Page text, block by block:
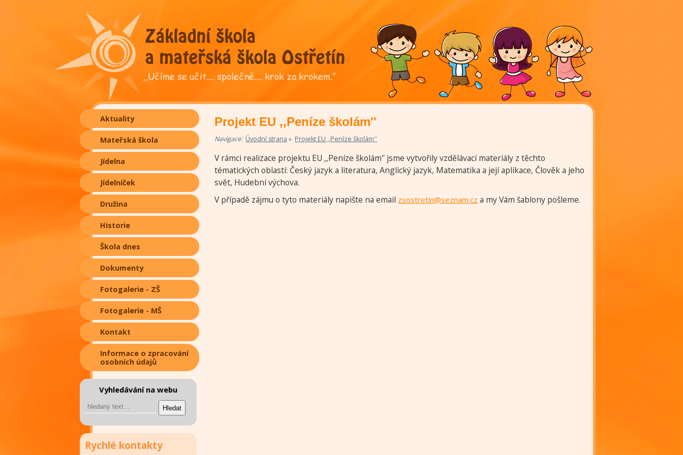
Aktuality
Mateřská škola
Jídelna
Jídelníček
Družina
Historie
Škola dnes
Dokumenty
Fotogalerie - ZŠ
Fotogalerie - MŠ
Kontakt
Informace o zpracování
osobních údajů
Vyhledávání na webu
Rychlé kontakty
Projekt EU ,,Peníze školám''
Navigace: Úvodní strana » Projekt EU ,,Peníze školám''
V rámci realizace projektu EU ,,Peníze školám'' jsme vytvořily vzdělávací materiály z těchto
tématických oblastí: Český jazyk a literatura, Anglický jazyk, Matematika a její aplikace, Člověk a jeho
svět, Hudební výchova.
V případě zájmu o tyto materiály napište na email zsostretin@seznam.cz a my Vám šablony pošleme.